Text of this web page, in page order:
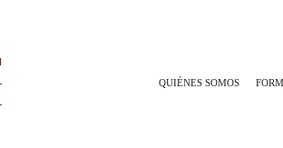
QUIÉNES SOMOS